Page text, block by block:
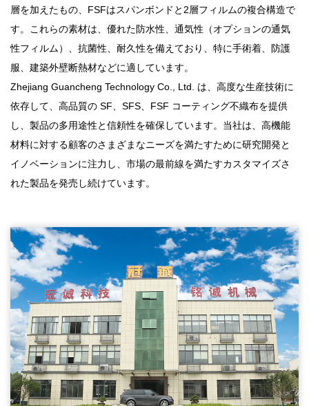
層を加えたもの、FSFはスパンボンドと2層フィルムの複合構造で
す。これらの素材は、優れた防水性、通気性（オプションの通気
性フィルム）、抗菌性、耐久性を備えており、特に手術着、防護
服、建築外壁断熱材などに適しています。
Zhejiang Guancheng Technology Co., Ltd. は、高度な生産技術に
依存して、高品質の SF、SFS、FSF コーティング不織布を提供
し、製品の多用途性と信頼性を確保しています。当社は、高機能
材料に対する顧客のさまざまなニーズを満たすために研究開発と
イノベーションに注力し、市場の最前線を満たすカスタマイズさ
れた製品を発売し続けています。